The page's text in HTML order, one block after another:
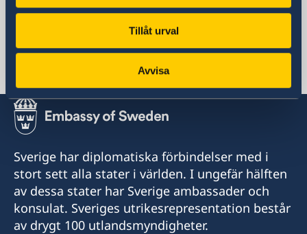
Tillåt urval
Avvisa
Nigeria, Abuja
Svenska konsulat
Lagos, Nigeria
Consulate of Sweden in Lagos
Landmark Towers
5B Water Corporation Rd,
Victoria Island,
101241, Lagos, Nigeria
Sverige har diplomatiska förbindelser med i
stort sett alla stater i världen. I ungefär hälften
av dessa stater har Sverige ambassader och
konsulat. Sveriges utrikesrepresentation består
av drygt 100 utlandsmyndigheter.